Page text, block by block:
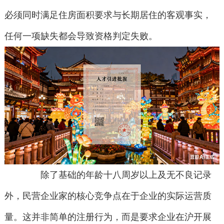
必须同时满足住房面积要求与长期居住的客观事实，
任何一项缺失都会导致资格判定失败。
除了基础的年龄十八周岁以上及无不良记录
外，民营企业家的核心竞争点在于企业的实际运营质
量。这并非简单的注册行为，而是要求企业在沪开展